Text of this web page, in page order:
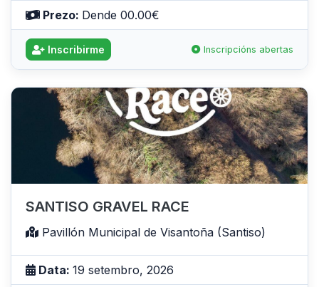
Prezo: Dende 00.00€
Inscribirme Inscripcións abertas
SANTISO GRAVEL RACE
Pavillón Municipal de Visantoña (Santiso)
Data: 19 setembro, 2026